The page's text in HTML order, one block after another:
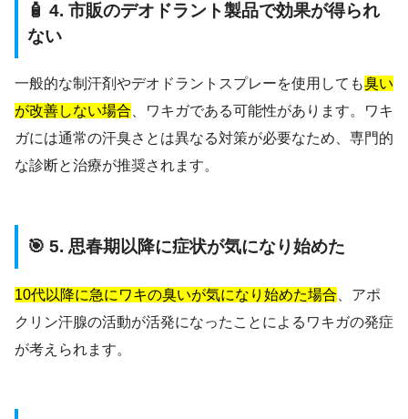
🧴 4. 市販のデオドラント製品で効果が得られ
ない
一般的な制汗剤やデオドラントスプレーを使用しても臭い
が改善しない場合、ワキガである可能性があります。ワキ
ガには通常の汗臭さとは異なる対策が必要なため、専門的
な診断と治療が推奨されます。
🎯 5. 思春期以降に症状が気になり始めた
10代以降に急にワキの臭いが気になり始めた場合 、アポ
クリン汗腺の活動が活発になったことによるワキガの発症
が考えられます。